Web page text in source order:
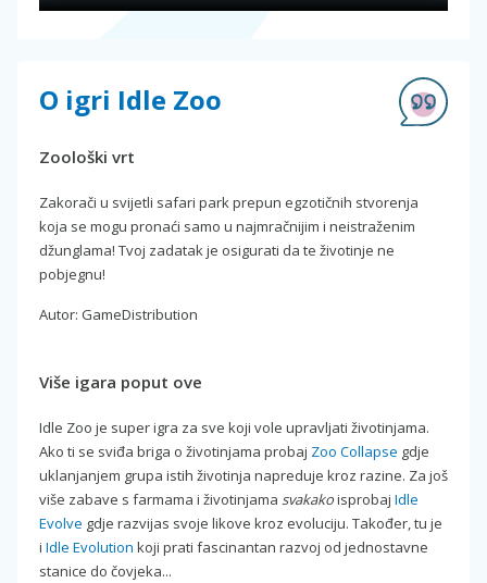
O igri Idle Zoo
Zoološki vrt
Zakorači u svijetli safari park prepun egzotičnih stvorenja
koja se mogu pronaći samo u najmračnijim i neistraženim
džunglama! Tvoj zadatak je osigurati da te životinje ne
pobjegnu!
Autor: GameDistribution
Više igara poput ove
Idle Zoo je super igra za sve koji vole upravljati životinjama.
Ako ti se sviđa briga o životinjama probaj Zoo Collapse gdje
uklanjanjem grupa istih životinja napreduje kroz razine. Za još
više zabave s farmama i životinjama svakakoisprobaj Idle
Evolve gdje razvijas svoje likove kroz evoluciju. Također, tu je
i Idle Evolution koji prati fascinantan razvoj od jednostavne
stanice do čovjeka...